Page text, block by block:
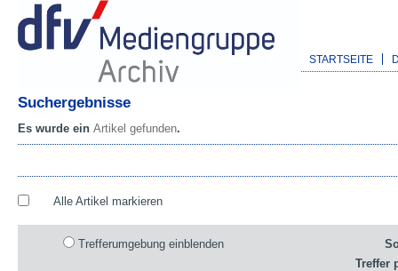
STARTSEITE
Suchergebnisse
Es wurde ein Artikel gefunden.
Alle Artikel markieren
Trefferumgebung einblenden
Treffer